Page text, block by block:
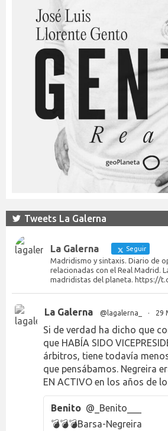
Tweets La Galerna
La Galerna Seguir
Madridismo y sintaxis. Diario de
relacionadas con el Real Madrid.
madridistas del planeta. https://
La Galerna @lagalerna_ · 29
Si de verdad ha dicho que
que HABÍA SIDO
árbitros, tiene todavía
que pensábamos. Negreira
EN ACTIVO en los años de
Benito @_Benito___
💣💣💣Barsa-Negreira